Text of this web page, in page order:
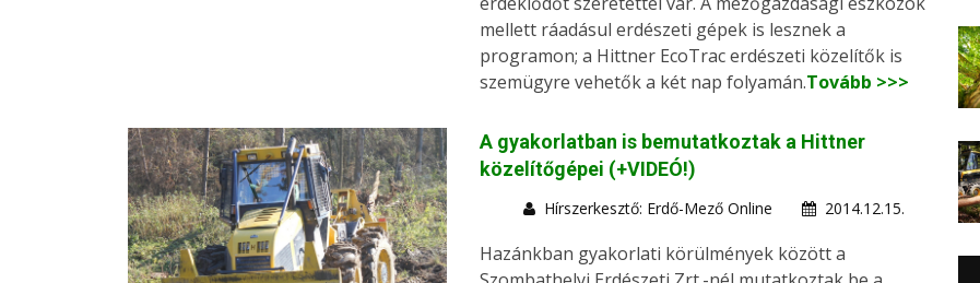
mellett ráadásul erdészeti gépek is lesznek a
programon; a Hittner EcoTrac erdészeti közelítők is
szemügyre vehetők a két nap folyamán.Tovább >>>
A gyakorlatban is bemutatkoztak a Hittner
közelítőgépei (+VIDEÓ!)
Hírszerkesztő: Erdő-Mező Online 2014.12.15.
Hazánkban gyakorlati körülmények között a